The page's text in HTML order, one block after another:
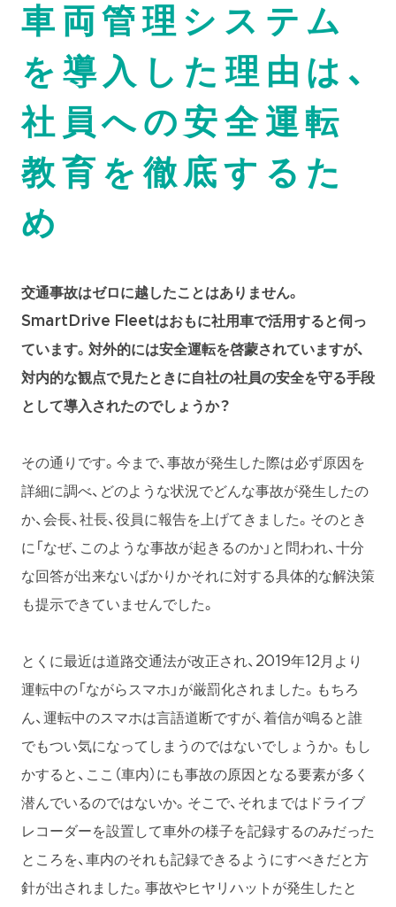
車両管理システム
を導入した理由は、
社員への安全運転
教育を徹底するた
め
交通事故はゼロに越したことはありません。
SmartDrive Fleetはおもに社用車で活用すると伺っ
ています。対外的には安全運転を啓蒙されていますが、
対内的な観点で見たときに自社の社員の安全を守る手段
として導入されたのでしょうか？
その通りです。今まで、事故が発生した際は必ず原因を
詳細に調べ、どのような状況でどんな事故が発生したの
か、会長、社長、役員に報告を上げてきました。そのとき
に「なぜ、このような事故が起きるのか」と問われ、十分
な回答が出来ないばかりかそれに対する具体的な解決策
も提示できていませんでした。
とくに最近は道路交通法が改正され、2019年12月より
運転中の「ながらスマホ」が厳罰化されました。もちろ
ん、運転中のスマホは言語道断ですが、着信が鳴ると誰
でもつい気になってしまうのではないでしょうか。もし
かすると、ここ（車内）にも事故の原因となる要素が多く
潜んでいるのではないか。そこで、それまではドライブ
レコーダーを設置して車外の様子を記録するのみだった
ところを、車内のそれも記録できるようにすべきだと方
針が出されました。事故やヒヤリハットが発生したと